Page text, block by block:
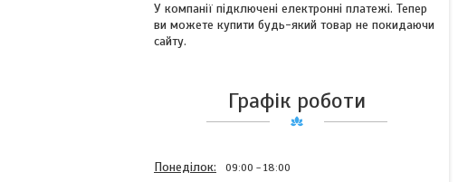
У компанії підключені електронні платежі. Тепер
ви можете купити будь-який товар не покидаючи
сайту.
Графік роботи
Понеділок 09:00 18:00